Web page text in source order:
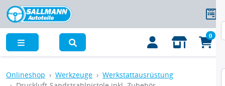
0
Onlineshop Werkzeuge
Werkstattausrüstung